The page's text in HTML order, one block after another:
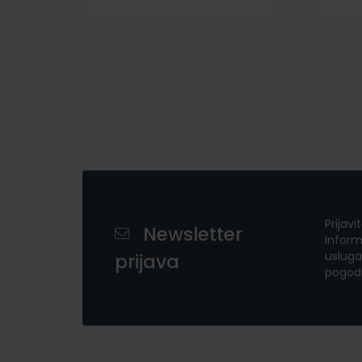
Newsletter
prijava